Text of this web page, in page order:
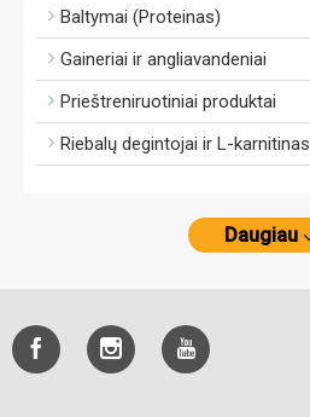
Baltymai (Proteinas)
Gaineriai ir angliavandeniai
Prieštreniruotiniai produktai
Riebalų degintojai ir L-karnitinas
Daugiau